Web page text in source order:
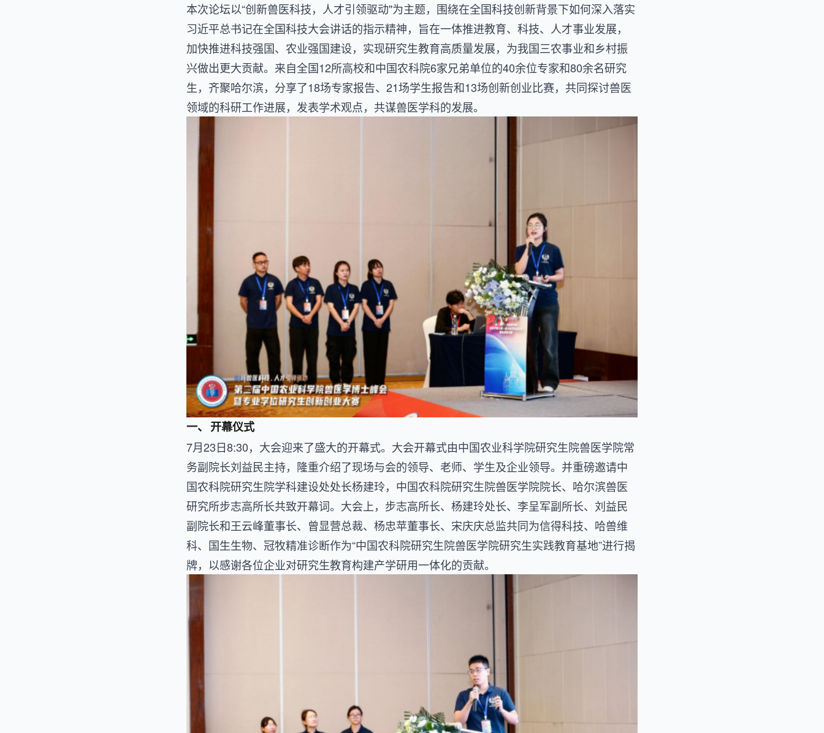
本次论坛以“创新兽医科技，人才引领驱动"为主题，围绕在全国科技创新背景下如何深入落实
习近平总书记在全国科技大会讲话的指示精神，旨在一体推进教育、科技、人才事业发展，
加快推进科技强国、农业强国建设，实现研究生教育高质量发展，为我国三农事业和乡村振
兴做出更大贡献。来自全国12所高校和中国农科院6家兄弟单位的40余位专家和80余名研究
生，齐聚哈尔滨，分享了18场专家报告、21场学生报告和13场创新创业比赛，共同探讨兽医
领域的科研工作进展，发表学术观点，共谋兽医学科的发展。
一、 开幕仪式
7月23日8:30，大会迎来了盛大的开幕式。大会开幕式由中国农业科学院研究生院兽医学院常
务副院长刘益民主持，隆重介绍了现场与会的领导、老师、学生及企业领导。并重磅邀请中
国农科院研究生院学科建设处处长杨建玲，中国农科院研究生院兽医学院院长、哈尔滨兽医
研究所步志高所长共致开幕词。大会上，步志高所长、杨建玲处长、李呈军副所长、刘益民
副院长和王云峰董事长、曾显营总裁、杨忠苹董事长、宋庆庆总监共同为信得科技、哈兽维
科、国生生物、冠牧精准诊断作为“中国农科院研究生院兽医学院研究生实践教育基地”进行揭
牌，以感谢各位企业对研究生教育构建产学研用一体化的贡献。